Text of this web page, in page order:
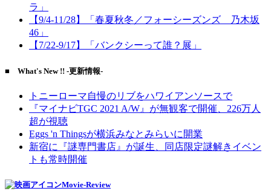
ラ」
【9/4-11/28】「春夏秋冬／フォーシーズンズ 乃木坂
46」
【7/22-9/17】「バンクシーって誰？展」
■ What's New !! -更新情報-
トニーローマ自慢のリブをハワイアンソースで
『マイナビTGC 2021 A/W』が無観客で開催、226万人
超が視聴
Eggs 'n Thingsが横浜みなとみらいに開業
新宿に『謎専門書店』が誕生、同店限定謎解きイベン
トも常時開催
Movie-Review